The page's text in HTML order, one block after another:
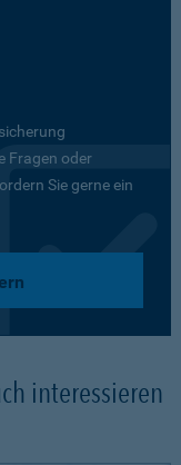
Fragen oder
Sie gerne ein
interessieren